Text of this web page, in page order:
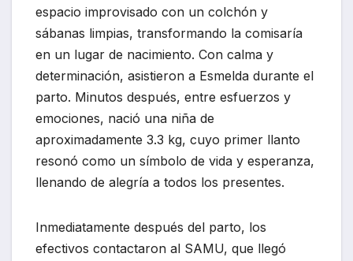
espacio improvisado con un colchón y
sábanas limpias, transformando la comisaría
en un lugar de nacimiento. Con calma y
determinación, asistieron a Esmelda durante el
parto. Minutos después, entre esfuerzos y
emociones, nació una niña de
aproximadamente 3.3 kg, cuyo primer llanto
resonó como un símbolo de vida y esperanza,
llenando de alegría a todos los presentes.
Inmediatamente después del parto, los
efectivos contactaron al SAMU, que llegó